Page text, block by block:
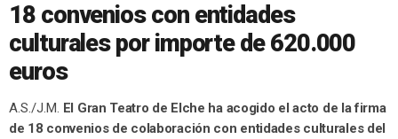
18 convenios con entidades
culturales por importe de 620.000
euros
A.S./J.M. El Gran Teatro de Elche ha acogido el acto de la firma
de 18 convenios de colaboración con entidades culturales del